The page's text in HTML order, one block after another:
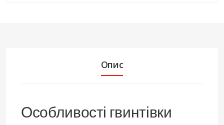
Опис
Особливості гвинтівки